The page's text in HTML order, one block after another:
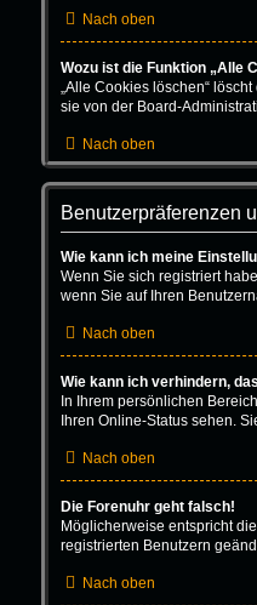
Nach oben
Wozu ist die Funktion „Alle
„Alle Cookies löschen“
sie von der Board-
Nach oben
Benutzerpräferenzen
Wie kann ich meine
Wenn Sie sich registriert
wenn Sie auf Ihren
Nach oben
Wie kann ich verhindern,
In Ihrem persönlichen
Ihren Online-Status sehen.
Nach oben
Die Forenuhr geht falsch!
Möglicherweise entspricht
registrierten Benutzern
Nach oben